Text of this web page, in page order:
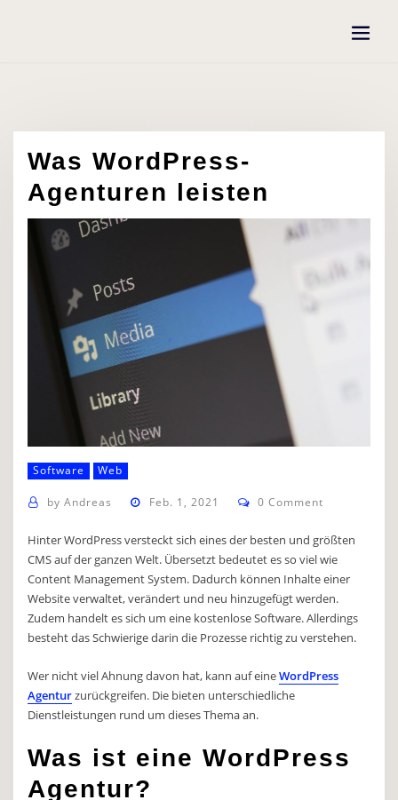
Was WordPress-
Agenturen leisten
Software Web
by Andreas Feb. 1, 2021 0 Comment
Hinter WordPress versteckt sich eines der besten und größten
CMS auf der ganzen Welt. Übersetzt bedeutet es so viel wie
Content Management System. Dadurch können Inhalte einer
Website verwaltet, verändert und neu hinzugefügt werden.
Zudem handelt es sich um eine kostenlose Software. Allerdings
besteht das Schwierige darin die Prozesse richtig zu verstehen.
Wer nicht viel Ahnung davon hat, kann auf eineWordPress
Agenturzurückgreifen. Die bieten unterschiedliche
Dienstleistungen rund um dieses Thema an.
Was ist eine WordPress
Agentur?